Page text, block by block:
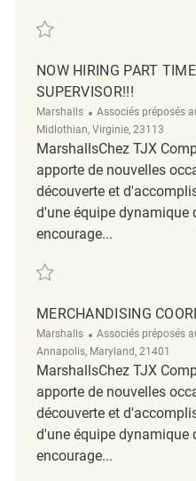
Sauvegarder Customer
NOW HIRING PART
SUPERVISOR!!!
Marshalls Catégorie
Associés préposés
Midlothian, Virginie, 23113
MarshallsChez TJX
apporte de nouvelles
découverte et
d'une équipe dynamique
encourage...
Sauvegarder Now Hiring Part
MERCHANDISING
Marshalls Catégorie
Associés préposés
Annapolis, Maryland, 21401
MarshallsChez TJX
apporte de nouvelles
découverte et
d'une équipe dynamique
encourage...